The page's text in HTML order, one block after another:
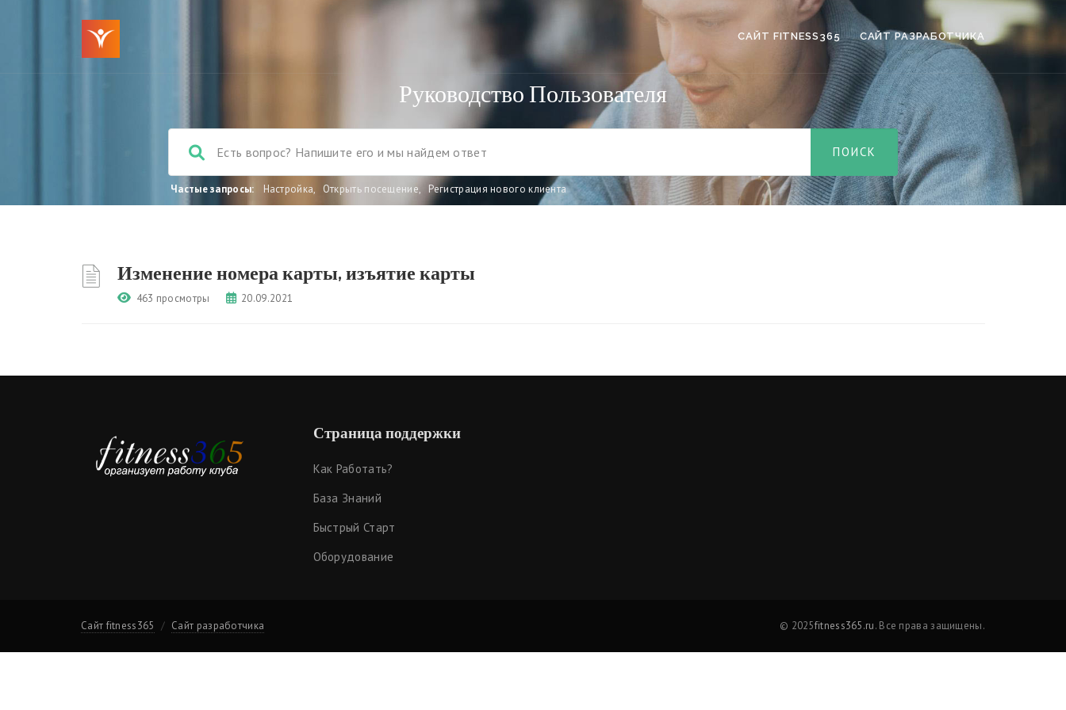
САЙТ FITNESS365 САЙТ РАЗРАБОТЧИКА
Руководство Пользователя
Частые запросы: Настройка, Открыть посещение, Регистрация нового клиента
Изменение номера карты, изъятие карты
463 просмотры 20.09.2021
Страница поддержки
Как Работать?
База Знаний
Быстрый Старт
Оборудование
Сайт fitness365 Сайт разработчика © 2025fitness365.ru. Все права защищены.